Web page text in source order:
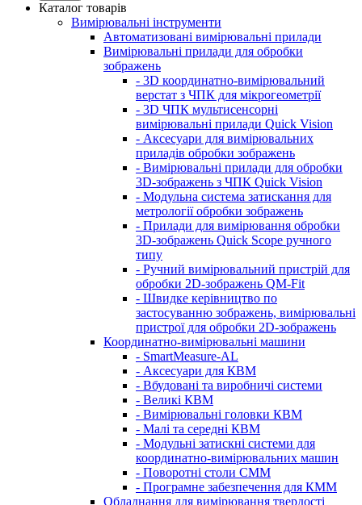
Каталог товарів
Вимірювальні інструменти
Автоматизовані вимірювальні прилади
Вимірювальні прилади для обробки
зображень
- 3D координатно-вимірювальний
верстат з ЧПК для мікрогеометрії
- 3D ЧПК мультисенсорні
вимірювальні прилади Quick Vision
- Аксесуари для вимірювальних
приладів обробки зображень
- Вимірювальні прилади для обробки
3D-зображень з ЧПК Quick Vision
- Модульна система затискання для
метрології обробки зображень
- Прилади для вимірювання обробки
3D-зображень Quick Scope ручного
типу
- Ручний вимірювальний пристрій для
обробки 2D-зображень QM-Fit
- Швидке керівництво по
застосуванню зображень, вимірювальні
пристрої для обробки 2D-зображень
Координатно-вимірювальні машини
- SmartMeasure-AL
- Аксесуари для КВМ
- Вбудовані та виробничі системи
- Великі КВМ
- Вимірювальні головки КВМ
- Малі та середні КВМ
- Модульні затискні системи для
координатно-вимірювальних машин
- Поворотні столи CMM
- Програмне забезпечення для КММ
Обладнання для вимірювання твердості